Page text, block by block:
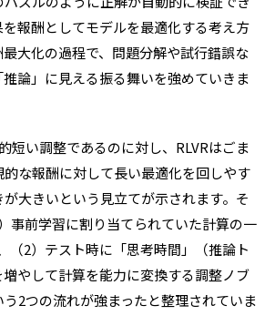
報酬としてモデルを最適化する考え方
大化の過程で、問題分解や試行錯誤な
論」に見える振る舞いを強めていきま
短い調整であるのに対し、RLVRはごま
な報酬に対して長い最適化を回しやす
大きいという見立てが示されます。そ
事前学習に割り当てられていた計算の一
（2）テスト時に「思考時間」（推論ト
増やして計算を能力に変換する調整ノブ
2つの流れが強まったと整理されていま